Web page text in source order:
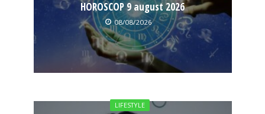
HOROSCOP 9 august 2026
08/08/2026
LIFESTYLE